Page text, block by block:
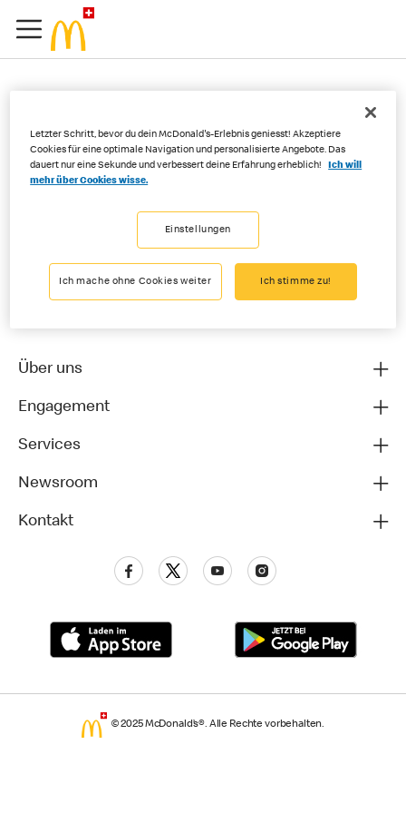
Erhalte ich für jedes
Produkt Bonuspunkte?
Ja, du bekommst Punkte für jedes Produkt, das du bezahlst (ausser
Über uns
Engagement
Services
Newsroom
Kontakt
© 2025 McDonald’s®. Alle Rechte vorbehalten.
Letzter Schritt, bevor du dein McDonald's-Erlebnis geniesst! Akzeptiere
Cookies für eine optimale Navigation und personalisierte Angebote. Das
dauert nur eine Sekunde und verbessert deine Erfahrung erheblich!
Ich will
mehr über Cookies wisse.
Einstellungen
Ich mache ohne Cookies weiter Ich stimme zu!